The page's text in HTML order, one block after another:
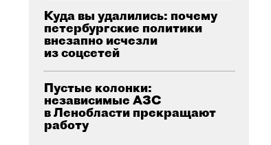
Куда вы удалились: почему
петербургские политики
внезапно исчезли
из соцсетей
Пустые колонки:
независимые АЗС
в Ленобласти прекращают
работу